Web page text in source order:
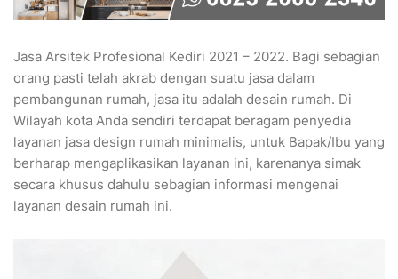
Jasa Arsitek Profesional Kediri 2021 – 2022. Bagi sebagian
orang pasti telah akrab dengan suatu jasa dalam
pembangunan rumah, jasa itu adalah desain rumah. Di
Wilayah kota Anda sendiri terdapat beragam penyedia
layanan jasa design rumah minimalis, untuk Bapak/Ibu yang
berharap mengaplikasikan layanan ini, karenanya simak
secara khusus dahulu sebagian informasi mengenai
layanan desain rumah ini.